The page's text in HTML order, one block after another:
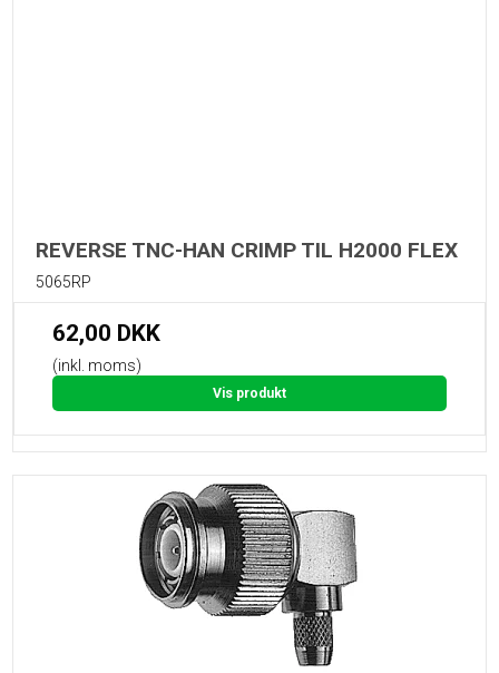
REVERSE TNC-HAN CRIMP TIL H2000 FLEX
5065RP
62,00 DKK
(inkl. moms)
Vis produkt